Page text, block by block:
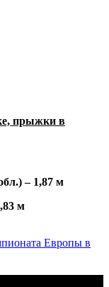
прыжки в
– 1,87 м
м
Европы в